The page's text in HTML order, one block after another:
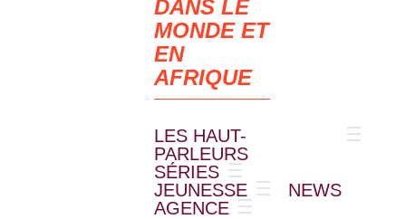
DANS LE
MONDE ET
EN
AFRIQUE
LES HAUT-
PARLEURS
SÉRIES
JEUNESSE
NEWS
AGENCE